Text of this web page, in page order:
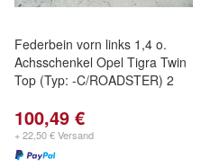
Federbein vorn links 1,4 o.
Achsschenkel Opel Tigra Twin
Top (Typ: -C/ROADSTER) 2
100,49 €
+ 22,50 € Versand